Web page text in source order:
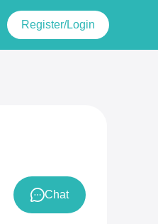
Register/Login
Chat